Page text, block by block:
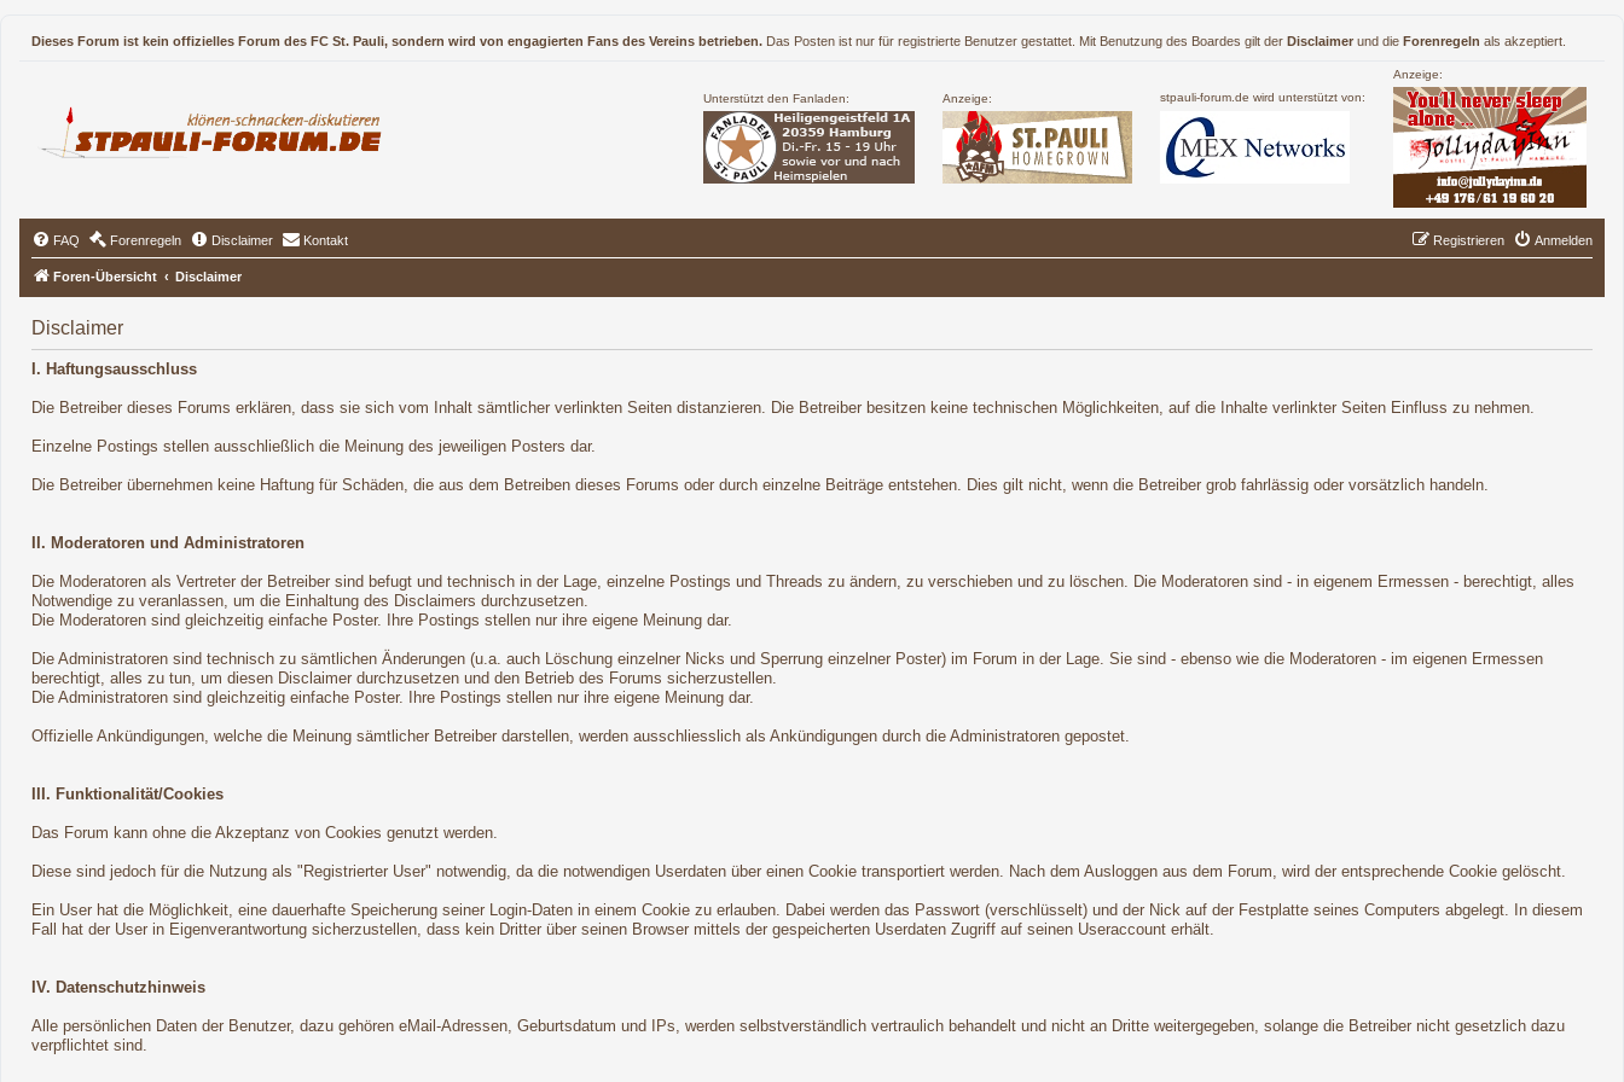
Dieses Forum ist kein offizielles Forum des FC St. Pauli, sondern wird von engagierten Fans des Vereins betrieben. Das Posten ist nur für registrierte Benutzer gestattet. Mit Benutzung des Boardes gilt der Disclaimer und die Forenregeln als akzeptiert.
Unterstützt den Fanladen: Anzeige: stpauli-forum.de wird unterstützt von:
Anzeige:
FAQ Forenregeln Disclaimer Kontakt Anmelden
Registrieren
Foren-Übersicht Disclaimer
Disclaimer
I. Haftungsausschluss
Die Betreiber dieses Forums erklären, dass sie sich vom Inhalt sämtlicher verlinkten Seiten distanzieren. Die Betreiber besitzen keine technischen Möglichkeiten, auf die Inhalte verlinkter Seiten Einfluss zu nehmen.
Einzelne Postings stellen ausschließlich die Meinung des jeweiligen Posters dar.
Die Betreiber übernehmen keine Haftung für Schäden, die aus dem Betreiben dieses Forums oder durch einzelne Beiträge entstehen. Dies gilt nicht, wenn die Betreiber grob fahrlässig oder vorsätzlich handeln.
II. Moderatoren und Administratoren
Die Moderatoren als Vertreter der Betreiber sind befugt und technisch in der Lage, einzelne Postings und Threads zu ändern, zu verschieben und zu löschen. Die Moderatoren sind - in eigenem Ermessen - berechtigt, alles
Notwendige zu veranlassen, um die Einhaltung des Disclaimers durchzusetzen.
Die Moderatoren sind gleichzeitig einfache Poster. Ihre Postings stellen nur ihre eigene Meinung dar.
Die Administratoren sind technisch zu sämtlichen Änderungen (u.a. auch Löschung einzelner Nicks und Sperrung einzelner Poster) im Forum in der Lage. Sie sind - ebenso wie die Moderatoren - im eigenen Ermessen
berechtigt, alles zu tun, um diesen Disclaimer durchzusetzen und den Betrieb des Forums sicherzustellen.
Die Administratoren sind gleichzeitig einfache Poster. Ihre Postings stellen nur ihre eigene Meinung dar.
Offizielle Ankündigungen, welche die Meinung sämtlicher Betreiber darstellen, werden ausschliesslich als Ankündigungen durch die Administratoren gepostet.
III. Funktionalität/Cookies
Das Forum kann ohne die Akzeptanz von Cookies genutzt werden.
Diese sind jedoch für die Nutzung als "Registrierter User" notwendig, da die notwendigen Userdaten über einen Cookie transportiert werden. Nach dem Ausloggen aus dem Forum, wird der entsprechende Cookie gelöscht.
Ein User hat die Möglichkeit, eine dauerhafte Speicherung seiner Login-Daten in einem Cookie zu erlauben. Dabei werden das Passwort (verschlüsselt) und der Nick auf der Festplatte seines Computers abgelegt. In diesem
Fall hat der User in Eigenverantwortung sicherzustellen, dass kein Dritter über seinen Browser mittels der gespeicherten Userdaten Zugriff auf seinen Useraccount erhält.
IV. Datenschutzhinweis
Alle persönlichen Daten der Benutzer, dazu gehören eMail-Adressen, Geburtsdatum und IPs, werden selbstverständlich vertraulich behandelt und nicht an Dritte weitergegeben, solange die Betreiber nicht gesetzlich dazu
verpflichtet sind.